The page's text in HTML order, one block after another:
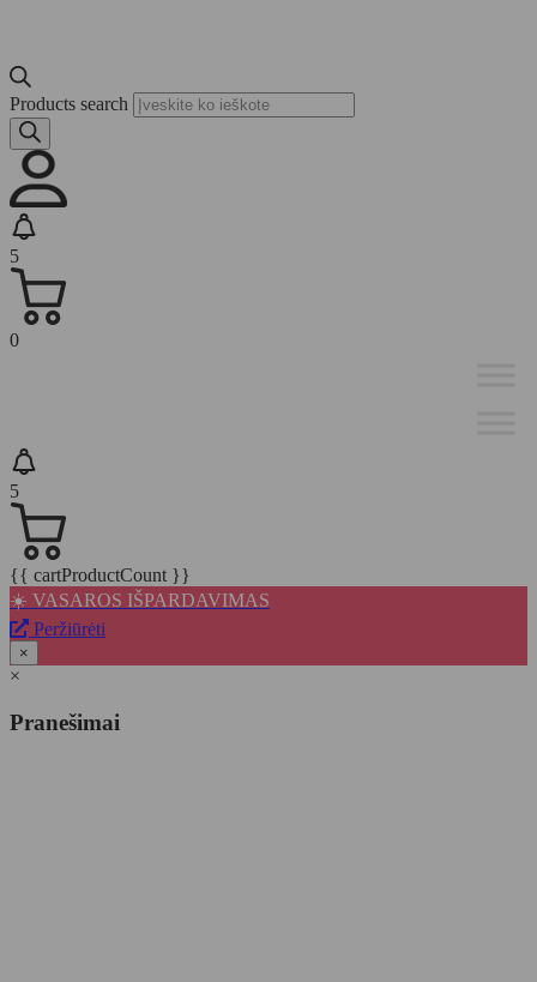
Products search
5
0
5
{{ cartProductCount }}
☀️ VASAROS IŠPARDAVIMAS
Peržiūrėti
×
×
Pranešimai